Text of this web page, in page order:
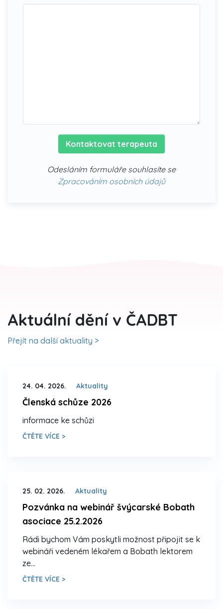
Kontaktovat terapeuta
Odesláním formuláře souhlasíte se
Zpracováním osobních údajů
Aktuální dění v ČADBT
Přejít na další aktuality >
24. 04. 2026. Aktuality
Členská schůze 2026
informace ke schůzi
ČTĚTE VÍCE >
25. 02. 2026. Aktuality
Pozvánka na webinář švýcarské Bobath
asociace 25.2.2026
Rádi bychom Vám poskytli možnost připojit se k
webináři vedeném lékařem a Bobath lektorem
ze…
ČTĚTE VÍCE >